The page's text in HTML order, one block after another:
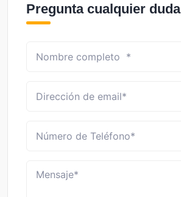
Pregunta cualquier duda